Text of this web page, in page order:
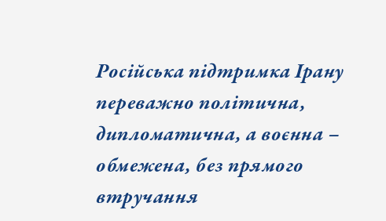
Російська підтримка Ірану
переважно політична,
дипломатична, а воєнна –
обмежена, без прямого
втручання